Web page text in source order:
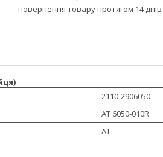
повернення товару протягом 14 днів
2110-2906050
AT 6050-010R
АТ